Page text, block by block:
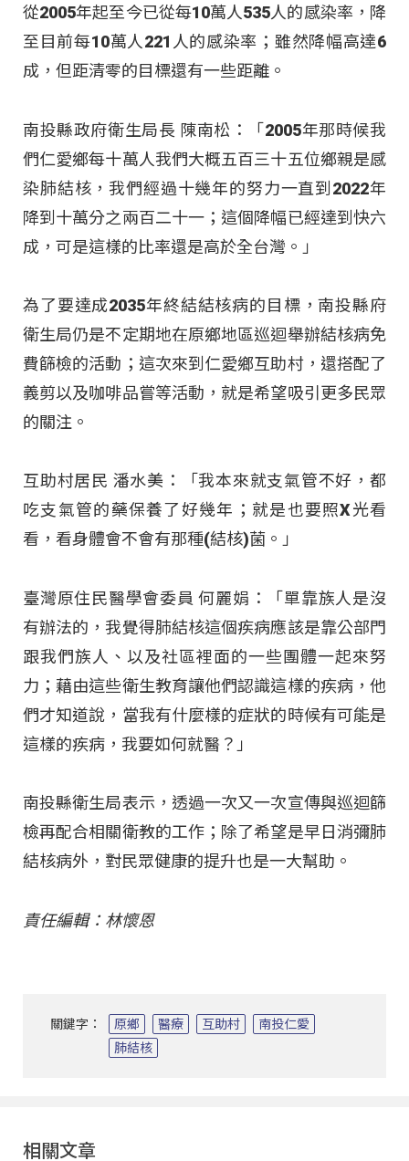
從2005年起至今已從每10萬人535人的感染率，降
至目前每10萬人221人的感染率；雖然降幅高達6
成，但距清零的目標還有一些距離。
南投縣政府衛生局長 陳南松：「2005年那時候我
們仁愛鄉每十萬人我們大概五百三十五位鄉親是感
染肺結核，我們經過十幾年的努力一直到2022年
降到十萬分之兩百二十一；這個降幅已經達到快六
成，可是這樣的比率還是高於全台灣。」
為了要達成2035年終結結核病的目標，南投縣府
衛生局仍是不定期地在原鄉地區巡迴舉辦結核病免
費篩檢的活動；這次來到仁愛鄉互助村，還搭配了
義剪以及咖啡品嘗等活動，就是希望吸引更多民眾
的關注。
互助村居民 潘水美：「我本來就支氣管不好，都
吃支氣管的藥保養了好幾年；就是也要照X光看
看，看身體會不會有那種(結核)菌。」
臺灣原住民醫學會委員 何麗娟：「單靠族人是沒
有辦法的，我覺得肺結核這個疾病應該是靠公部門
跟我們族人、以及社區裡面的一些團體一起來努
力；藉由這些衛生教育讓他們認識這樣的疾病，他
們才知道說，當我有什麼樣的症狀的時候有可能是
這樣的疾病，我要如何就醫？」
南投縣衛生局表示，透過一次又一次宣傳與巡迴篩
檢再配合相關衛教的工作；除了希望是早日消彌肺
結核病外，對民眾健康的提升也是一大幫助。
責任編輯：林懷恩
關鍵字： 原鄉 醫療 互助村
南投仁愛
肺結核
相關文章